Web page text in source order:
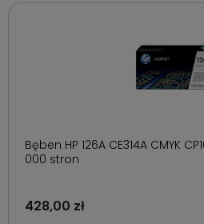
Bęben HP 126A CE314A CMYK
000 stron
428,00 zł